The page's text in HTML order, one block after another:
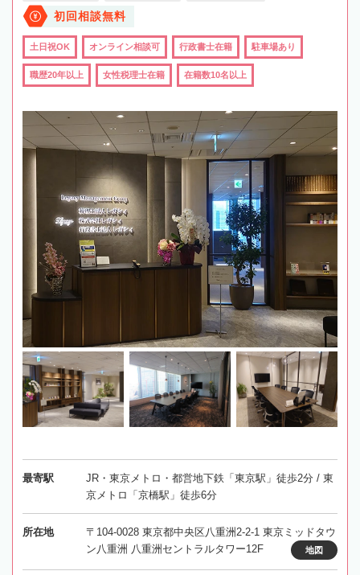
初回相談無料
土日祝OK オンライン相談可 行政書士在籍 駐車場あり
職歴20年以上 女性税理士在籍 在籍数10名以上
最寄駅
JR・東京メトロ・都営地下鉄「東京駅」徒歩2分 / 東
京メトロ「京橋駅」徒歩6分
所在地
〒104-0028 東京都中央区八重洲2-2-1 東京ミッドタウ
ン八重洲 八重洲セントラルタワー12F
地図